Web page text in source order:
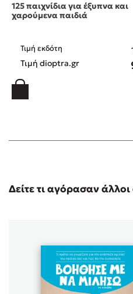
125 παιχνίδια για έξυπνα και
χαρούμενα παιδιά
Τιμή εκδότη
Τιμή dioptra.gr
Δείτε τι αγόρασαν